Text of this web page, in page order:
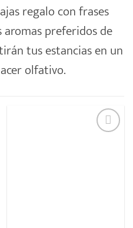
regalo con frases
preferidos de
tus estancias en un
olfativo.